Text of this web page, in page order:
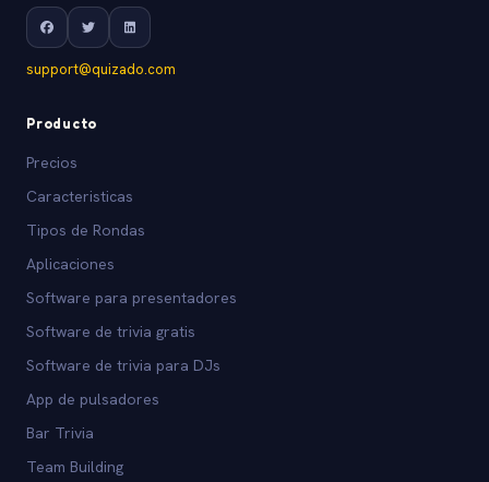
support@quizado.com
Producto
Precios
Caracteristicas
Tipos de Rondas
Aplicaciones
Software para presentadores
Software de trivia gratis
Software de trivia para DJs
App de pulsadores
Bar Trivia
Team Building